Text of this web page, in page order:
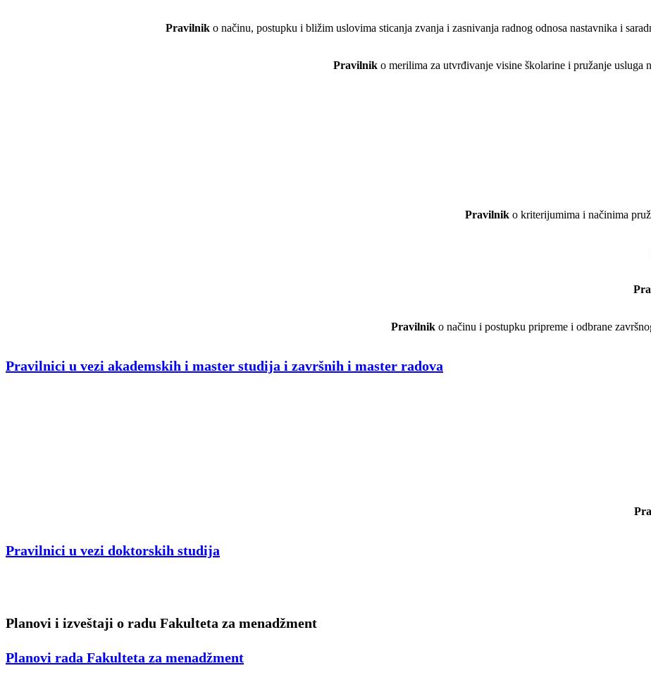
Pravilnik o načinu, postupku i bližim uslovima sticanja zvanja i zasnivanja radnog odnosa nastavnika i
Pravilnik o merilima za utvrđivanje visine školarine i pružanje usluga
Pravilnik o kriterijumima i načinima
Pravilnik o načinu i postupku pripreme i odbrane
Pravilnici u vezi akademskih i master studija i završnih i master radova
Pravilnici u vezi doktorskih studija
Planovi i izveštaji o radu Fakulteta za menadžment
Planovi rada Fakulteta za menadžment